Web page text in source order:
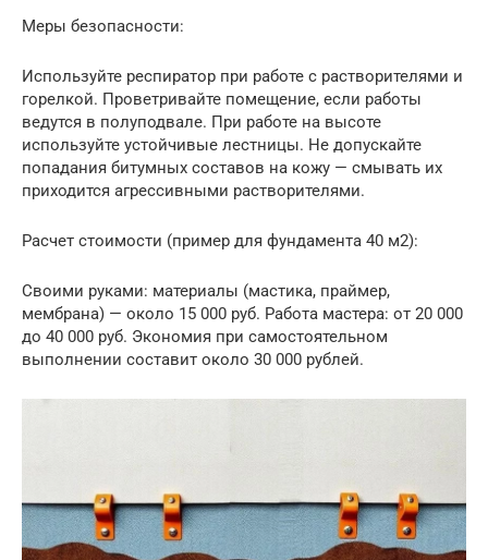
Меры безопасности:
Используйте респиратор при работе с растворителями и
горелкой. Проветривайте помещение, если работы
ведутся в полуподвале. При работе на высоте
используйте устойчивые лестницы. Не допускайте
попадания битумных составов на кожу — смывать их
приходится агрессивными растворителями.
Расчет стоимости (пример для фундамента 40 м2):
Своими руками: материалы (мастика, праймер,
мембрана) — около 15 000 руб. Работа мастера: от 20 000
до 40 000 руб. Экономия при самостоятельном
выполнении составит около 30 000 рублей.